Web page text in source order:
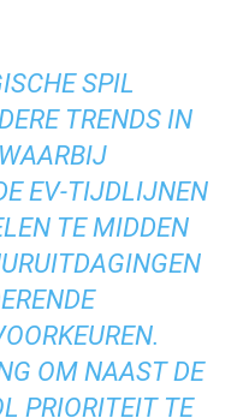
SPIL
TRENDS IN
EV-TIJDLIJNEN
TE MIDDEN
OM NAAST DE
PRIORITEIT TE